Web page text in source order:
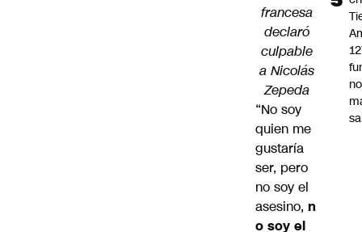
francesa
declaró
culpable
a Nicolás
Zepeda
“No soy
quien me
gustaría
ser, pero
no soy el
asesino, n
o soy el
no